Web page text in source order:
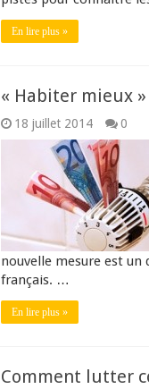
En lire plus »
« Habiter mieux
18 juillet 2014 0
nouvelle mesure est un
français. …
En lire plus »
Comment lutter